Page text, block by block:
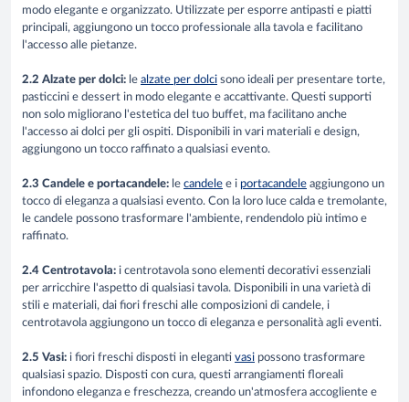
modo elegante e organizzato. Utilizzate per esporre antipasti e piatti
principali, aggiungono un tocco professionale alla tavola e facilitano
l'accesso alle pietanze.
2.2 Alzate per dolci: le alzate per dolci sono ideali per presentare torte,
pasticcini e dessert in modo elegante e accattivante. Questi supporti
non solo migliorano l'estetica del tuo buffet, ma facilitano anche
l'accesso ai dolci per gli ospiti. Disponibili in vari materiali e design,
aggiungono un tocco raffinato a qualsiasi evento.
2.3 Candele e portacandele: le candele e i portacandele aggiungono un
tocco di eleganza a qualsiasi evento. Con la loro luce calda e tremolante,
le candele possono trasformare l'ambiente, rendendolo più intimo e
raffinato.
2.4 Centrotavola: i centrotavola sono elementi decorativi essenziali
per arricchire l'aspetto di qualsiasi tavola. Disponibili in una varietà di
stili e materiali, dai fiori freschi alle composizioni di candele, i
centrotavola aggiungono un tocco di eleganza e personalità agli eventi.
2.5 Vasi: i fiori freschi disposti in eleganti vasi possono trasformare
qualsiasi spazio. Disposti con cura, questi arrangiamenti floreali
infondono eleganza e freschezza, creando un'atmosfera accogliente e